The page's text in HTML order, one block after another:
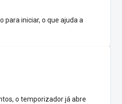
para iniciar, o que ajuda a
o temporizador já abre